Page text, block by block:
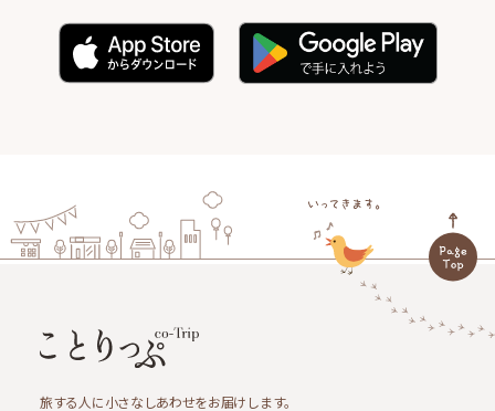
旅する人に小さなしあわせをお届けします。